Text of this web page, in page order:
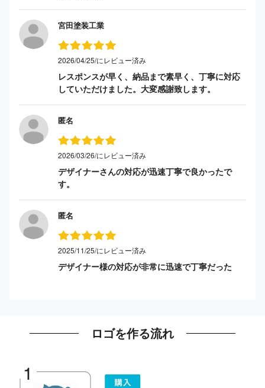
宮田塗装工業
2026/04/25/にレビュー済み
レスポンスが早く、納品まで素早く、丁寧に対応
していただけました。大変感謝致します。
匿名
2026/03/26/にレビュー済み
デザイナーさんの対応が迅速丁寧で良かったで
す。
匿名
2025/11/25/にレビュー済み
デザイナー様の対応が非常に迅速で丁寧だった
ロゴを作る流れ